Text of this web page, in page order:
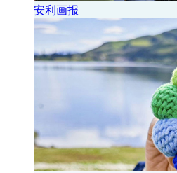
安利画报